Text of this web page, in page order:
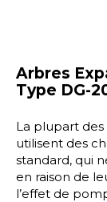
Arbres
Type DG-
La plupart
utilisent des
standard, qui
en raison de
l’effet de